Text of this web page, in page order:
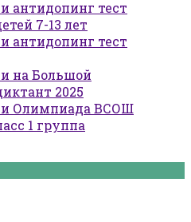
антидопинг тест
7-13 лет
антидопинг тест
на Большой
2025
Олимпиада ВСОШ
1 группа